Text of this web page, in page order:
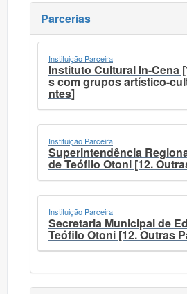
Parcerias
Instituição Parceira
Instituto Cultural In-Cena
s com grupos artístico-
ntes]
Instituição Parceira
Superintendência
de Teófilo Otoni [12.
Instituição Parceira
Secretaria Municipal de
Teófilo Otoni [12. Outras